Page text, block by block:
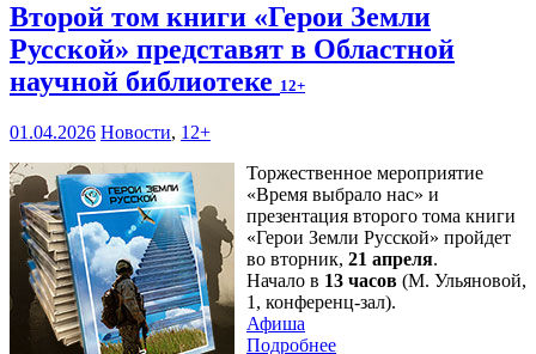
Второй том книги «Герои Земли
Русской» представят в Областной
научной библиотеке 12+
01.04.2026 Новости, 12+
Торжественное мероприятие
«Время выбрало нас» и
презентация второго тома книги
«Герои Земли Русской» пройдет
во вторник, 21 апреля.
Начало в 13 часов (М. Ульяновой,
1, конференц-зал).
Афиша
Подробнее